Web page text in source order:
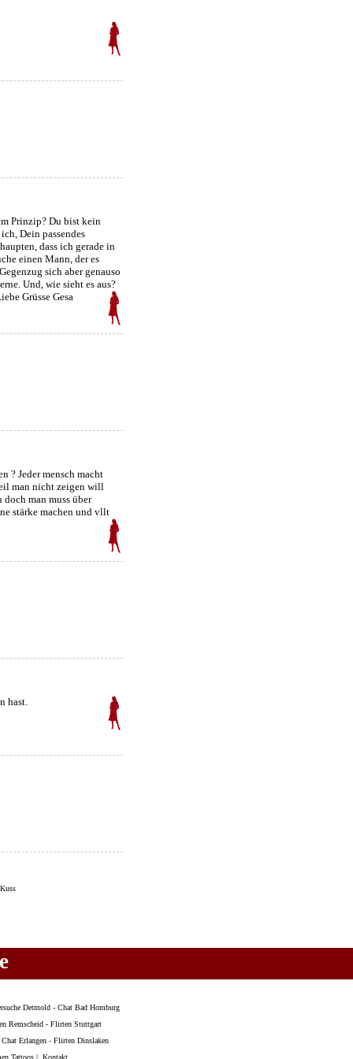
Prinzip? Du bist kein
Dein passendes
dass ich gerade in
einen Mann, der es
sich aber genauso
Und, wie sieht es aus?
Grüsse Gesa
? Jeder mensch macht
man nicht zeigen will
man muss über
stärke machen und vllt
hast.
Kuss
Detmold - Chat Bad Homburg
Remscheid - Flirten Stuttgart
Chat Erlangen- Flirten Dinslaken
Tattoos | Kontakt